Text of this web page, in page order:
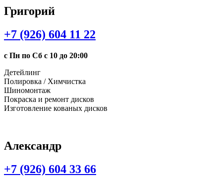
Григорий
+7 (926) 604 11 22
с Пн по Сб с 10 до 20:00
Детейлинг
Полировка / Химчистка
Шиномонтаж
Покраска и ремонт дисков
Изготовление кованых дисков
Александр
+7 (926) 604 33 66